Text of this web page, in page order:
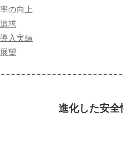
の向上
求
入実績
望
進化した安全